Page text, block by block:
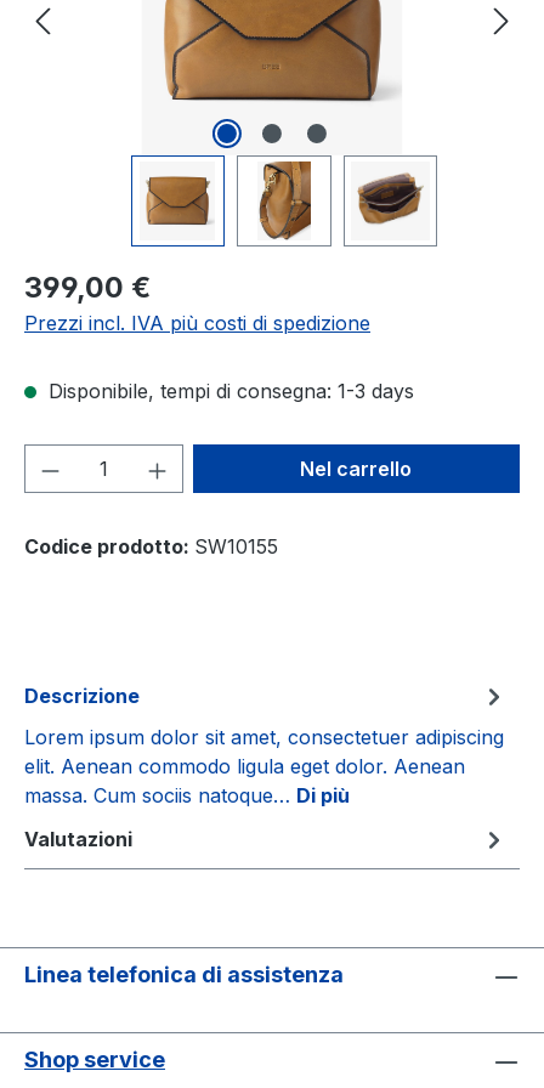
Prezzo normale:
399,00 €
Prezzi incl. IVA più costi di spedizione
Disponibile, tempi di consegna: 1-3 days
Quantità del prodotto: inserisci la
Nel carrello
Codice prodotto: SW10155
Descrizione
Lorem ipsum dolor sit amet, consectetuer adipiscing
elit. Aenean commodo ligula eget dolor. Aenean
massa. Cum sociis natoque… Di più
Valutazioni
Linea telefonica di assistenza
Shop service